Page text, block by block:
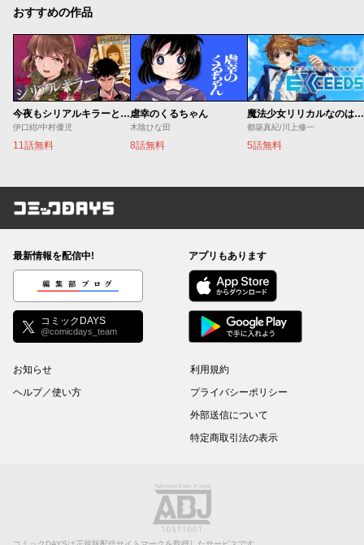
おすすめの作品
今夜もシリアルキラーと待ち合わせ
伊口紺/中村優児
11話無料
虐幸のくるちゃん
木陰ひな田
8話無料
魔法少女リリカルなのは EXCEEDS
都築真紀/川上修一
5話無料
コミックDAYS
最新情報を配信中!
編集部ブログ
コミックDAYS
@comicdays_team
アプリもあります
お知らせ
ヘルプ／使い方
利用規約
プライバシーポリシー
外部送信について
特定商取引法の表示